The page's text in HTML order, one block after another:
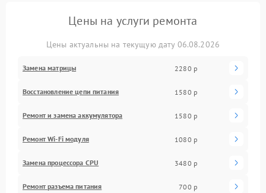
Цены на услуги ремонта
Цены актуальны на текущую дату 06.08.2026
Замена матрицы 2280 р
Восстановление цепи питания 1580 р
Ремонт и замена аккумулятора 1580 р
Ремонт Wi-Fi модуля 1080 р
Замена процессора CPU 3480 р
Ремонт разъема питания 700 р